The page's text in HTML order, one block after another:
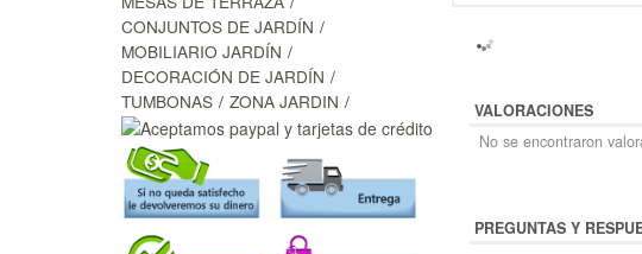
CONJUNTOS DE JARDÍN
MOBILIARIO JARDÍN
DECORACIÓN DE JARDÍN
TUMBONAS
ZONA JARDIN
VALORACIONES
No se encontraron
PREGUNTAS Y